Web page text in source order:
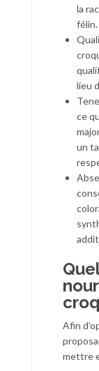
la
félin.
lieu
ce
un
Afin
mettre